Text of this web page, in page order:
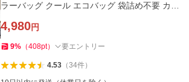
ラーバッグ クール エコバッグ 袋詰め不要 カゴ
4,980円
9% （408pt） 要エントリー
4.53（34件）